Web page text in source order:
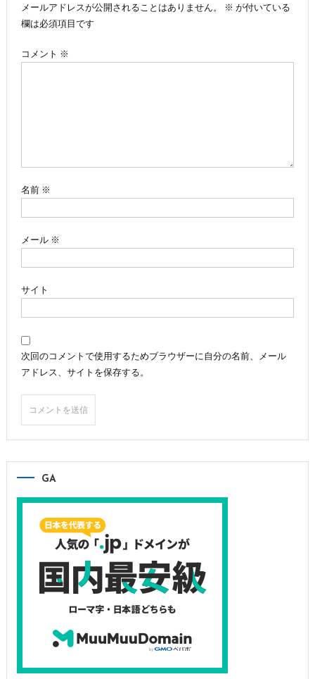
ビ
ゲ
メールアドレスが公開されることはありません。
※ が付いている
欄は必須項目です
コメント ※
名前 ※
メール ※
サイト
次回のコメントで使用するためブラウザーに自分の名前、メール
アドレス、サイトを保存する。
GA